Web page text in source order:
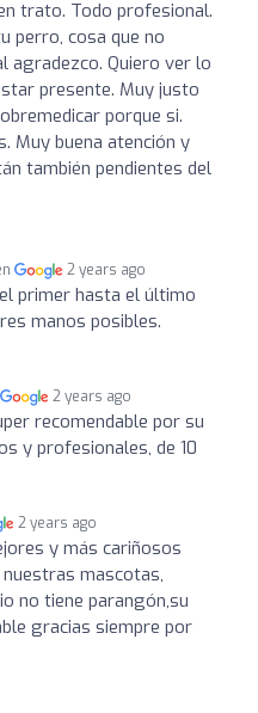
trato. Todo profesional.
perro, cosa que no
agradezco. Quiero ver lo
presente. Muy justo
porque si.
Muy buena atención y
también pendientes del
2 years ago
primer hasta el último
manos posibles.
2 years ago
recomendable por su
y profesionales, de 10
2 years ago
y más cariñosos
mascotas,
no tiene parangón,su
gracias siempre por